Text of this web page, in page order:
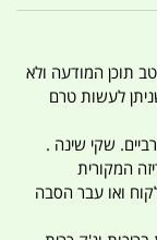
תוכן המודעה ולא
לעשות טרם
שקי שינה .
המקורית
ואו עבר הסבה